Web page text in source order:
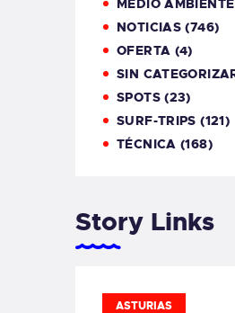
MEDIO AMBIENTE
NOTICIAS (746)
OFERTA (4)
SIN
SPOTS(23)
SURF-TRIPS (121)
TÉCNICA (168)
Story Links
ASTURIAS